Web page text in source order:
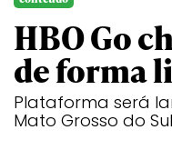
HBO Go
de forma
Plataforma será
Mato Grosso do